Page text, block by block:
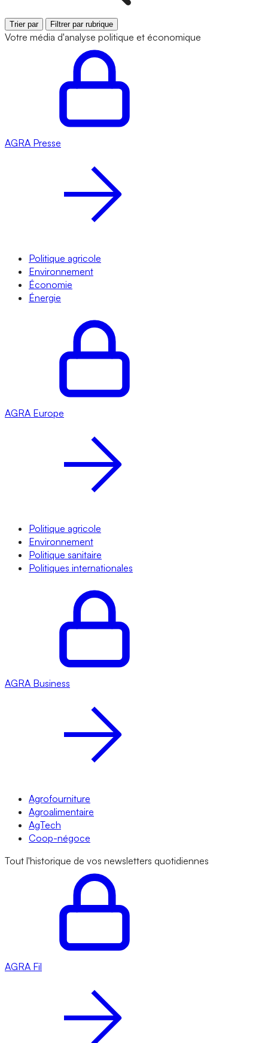
Trier par Filtrer par rubrique
Votre média d'analyse politique et économique
AGRA Presse
Politique agricole
Environnement
Économie
Énergie
AGRA Europe
Politique agricole
Environnement
Politique sanitaire
Politiques internationales
AGRA Business
Agrofourniture
Agroalimentaire
AgTech
Coop-négoce
Tout l'historique de vos newsletters quotidiennes
AGRA Fil